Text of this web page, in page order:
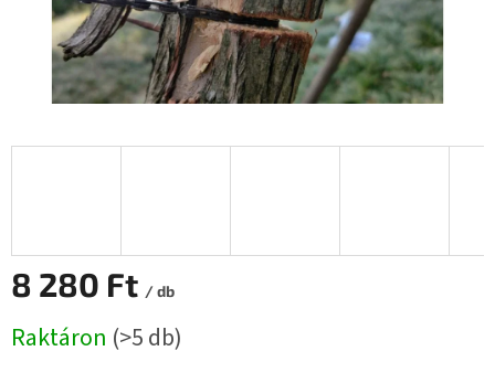
8 280 Ft / db
Raktáron (>5 db)